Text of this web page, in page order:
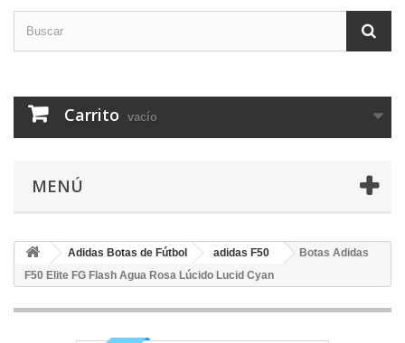
Carrito vacío
MENÚ
Adidas Botas de Fútbol adidas F50
Botas Adidas
F50 Elite FG Flash Agua Rosa Lúcido Lucid Cyan